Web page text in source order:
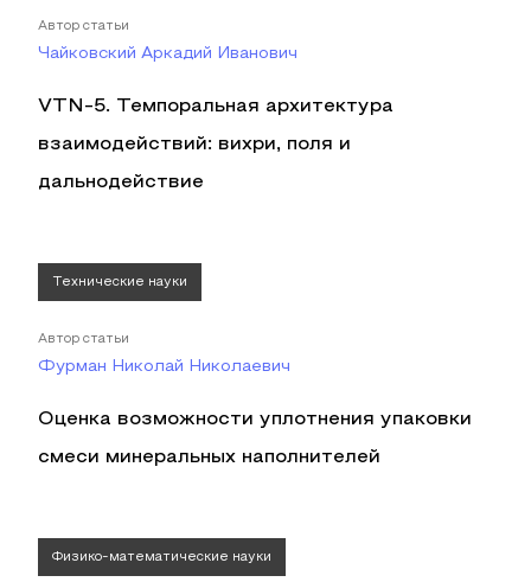
Автор статьи
Чайковский Аркадий Иванович
VTN-5. Темпоральная архитектура
взаимодействий: вихри, поля и
дальнодействие
Технические науки
Автор статьи
Фурман Николай Николаевич
Оценка возможности уплотнения упаковки
смеси минеральных наполнителей
Физико-математические науки